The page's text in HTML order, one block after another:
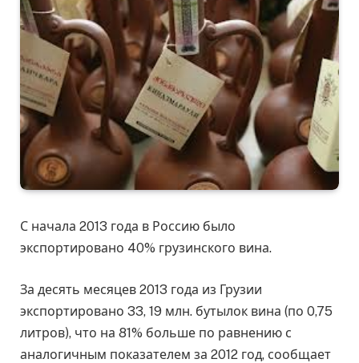
С начала 2013 года в Россию было
экспортировано 40% грузинского вина.
За десять месяцев 2013 года из Грузии
экспортировано 33, 19 млн. бутылок вина (по 0,75
литров), что на 81% больше по равнению с
аналогичным показателем за 2012 год, сообщает